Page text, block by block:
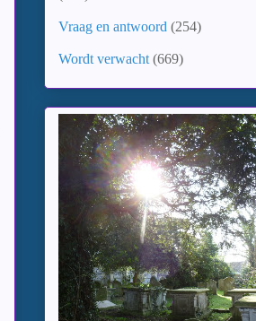
Vraag en antwoord (254)
Wordt verwacht (669)